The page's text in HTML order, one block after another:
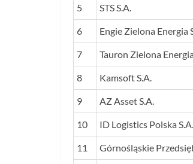
5 STS S.A.
6 Engie Zielona Energia
7 Tauron Zielona Energia
8 Kamsoft S.A.
9 AZ Asset S.A.
10 ID Logistics Polska S.A.
11 Górnośląskie